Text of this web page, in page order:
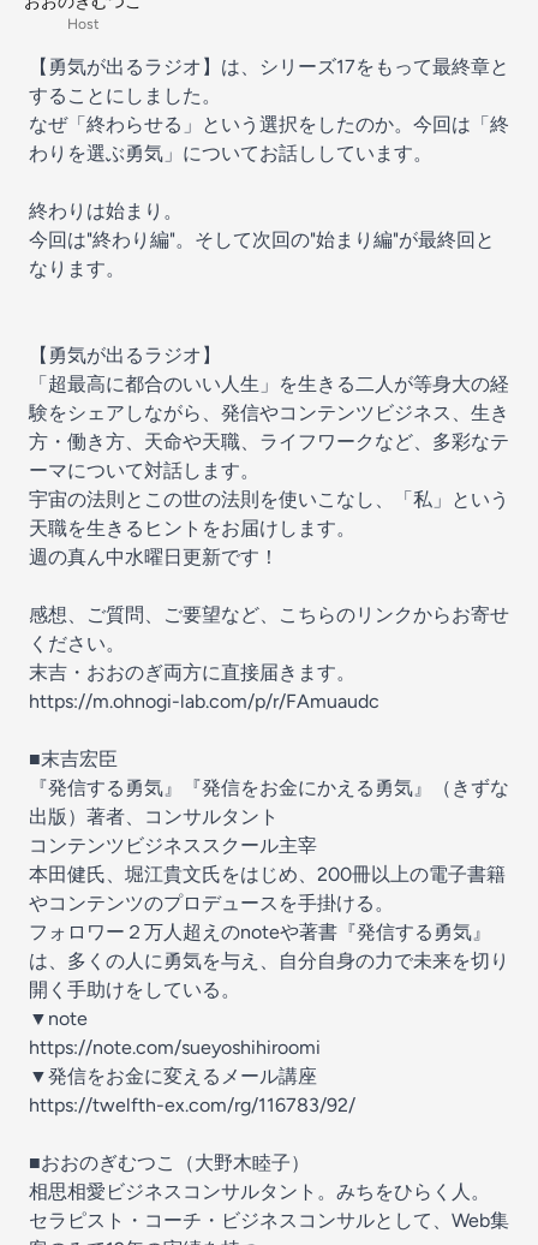
Host
【勇気が出るラジオ】は、シリーズ17をもって最終章と
することにしました。
なぜ「終わらせる」という選択をしたのか。今回は「終
わりを選ぶ勇気」についてお話ししています。
終わりは始まり。
今回は"終わり編"。そして次回の"始まり編"が最終回と
なります。
【勇気が出るラジオ】
「超最高に都合のいい人生」を生きる二人が等身大の経
験をシェアしながら、発信やコンテンツビジネス、生き
方・働き方、天命や天職、ライフワークなど、多彩なテ
ーマについて対話します。
宇宙の法則とこの世の法則を使いこなし、「私」という
天職を生きるヒントをお届けします。
週の真ん中水曜日更新です！
感想、ご質問、ご要望など、こちらのリンクからお寄せ
ください。
末吉・おおのぎ両方に直接届きます。
https://m.ohnogi-lab.com/p/r/FAmuaudc
■末吉宏臣
『発信する勇気』『発信をお金にかえる勇気』（きずな
出版）著者、コンサルタント
コンテンツビジネススクール主宰
本田健氏、堀江貴文氏をはじめ、200冊以上の電子書籍
やコンテンツのプロデュースを手掛ける。
フォロワー２万人超えのnoteや著書『発信する勇気』
は、多くの人に勇気を与え、自分自身の力で未来を切り
開く手助けをしている。
▼note
https://note.com/sueyoshihiroomi
▼発信をお金に変えるメール講座
https://twelfth-ex.com/rg/116783/92/
■おおのぎむつこ（大野木睦子）
相思相愛ビジネスコンサルタント。みちをひらく人。
セラピスト・コーチ・ビジネスコンサルとして、Web集